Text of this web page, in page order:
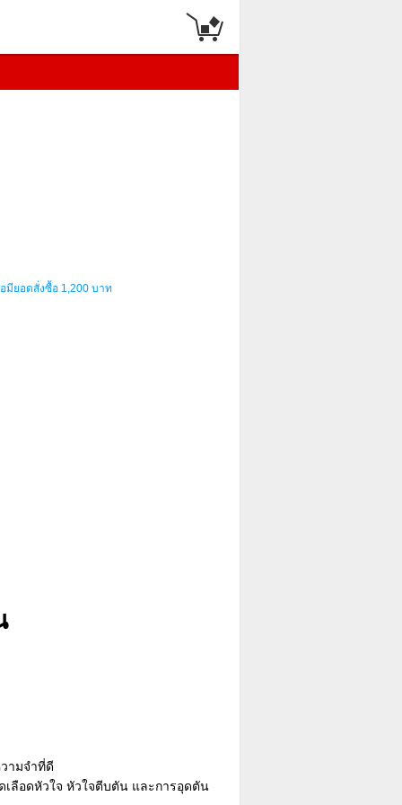
อมียอดสั่งซื้อ 1,200 บาท
ามจำที่ดี
ลือดหัวใจ หัวใจตีบตัน และการอุดตัน